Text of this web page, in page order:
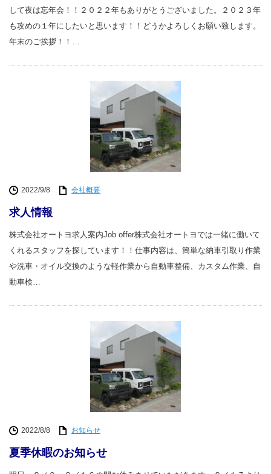
して夜は忘年会！！２０２２年もありがとうございました。２０２３年
も攻めの１年にしたいと思います！！どうかよろしくお願い致します。
年末のご挨拶！！…
2022/9/8 会社概要
求人情報
株式会社オートヨ求人案内Job offer株式会社オートヨでは一緒に働いて
くれるスタッフを探しています！！仕事内容は、簡単な納車引取り作業
や洗車・オイル交換のような軽作業から自動車整備、カスタム作業、自
動車検…
2022/8/8 お知らせ
夏季休暇のお知らせ